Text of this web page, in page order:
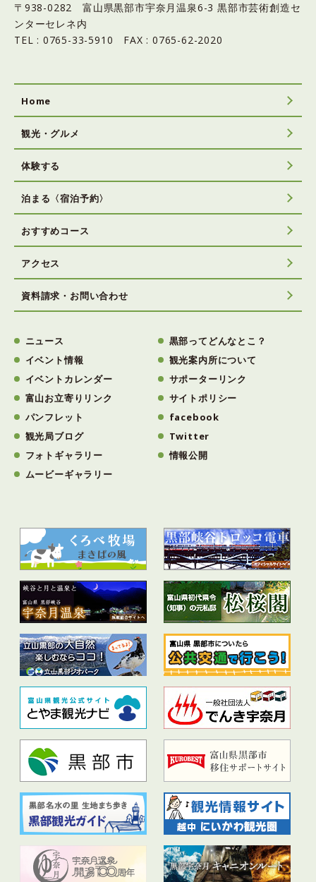
〒938-0282 富山県黒部市宇奈月温泉6-3 黒部市芸術創造セ
ンターセレネ内
TEL : 0765-33-5910 FAX : 0765-62-2020
Home
観光・グルメ
体験する
泊まる〈宿泊予約〉
おすすめコース
アクセス
資料請求・お問い合わせ
ニュース
イベント情報
イベントカレンダー
富山お立寄りリンク
パンフレット
観光局ブログ
フォトギャラリー
ムービーギャラリー
黒部ってどんなとこ？
観光案内所について
サポーターリンク
サイトポリシー
facebook
Twitter
情報公開